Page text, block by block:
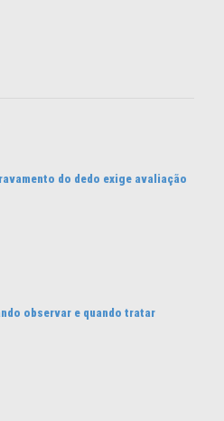
do dedo exige avaliação
observar e quando tratar